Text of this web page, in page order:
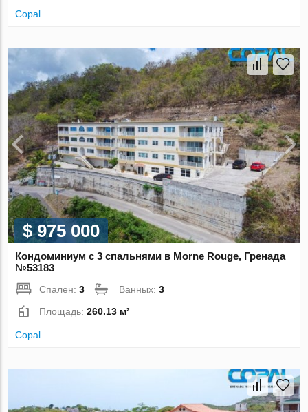
Copal
$ 975 000
Кондоминиум с 3 спальнями в Morne Rouge, Гренада
№53183
Спален:3 Ванных:3
Площадь:260.13 м²
Copal